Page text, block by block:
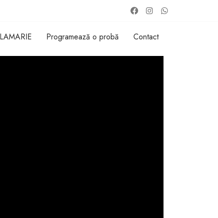
Programează o probă Contact